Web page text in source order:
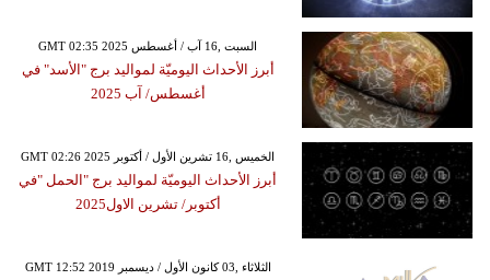
GMT 02:35 2025 السبت ,16 آب / أغسطس
أبرز الأحداث اليوميّة لمواليد برج "الأسد" في
أغسطس/ آب 2025
GMT 02:26 2025 الخميس ,16 تشرين الأول / أكتوبر
أبرز الأحداث اليوميّة لمواليد برج "الحمل "في
أكتوبر/ تشرين الاول2025
GMT 12:52 2019 الثلاثاء ,03 كانون الأول / ديسمبر